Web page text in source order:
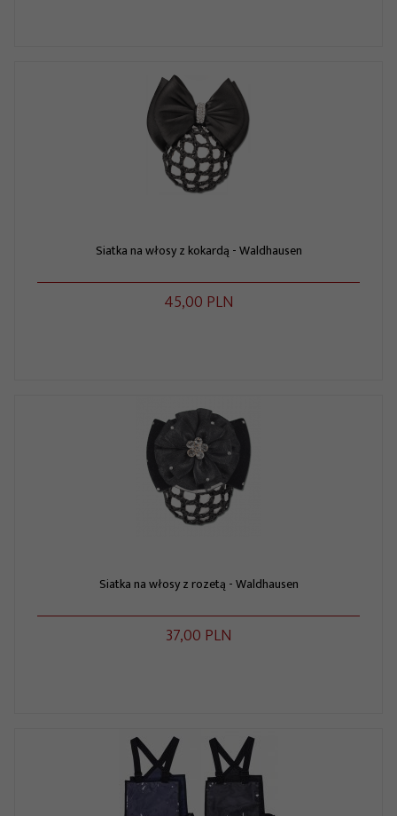
Siatka na włosy z kokardą - Waldhausen
45,00 PLN
Siatka na włosy z rozetą - Waldhausen
37,00 PLN